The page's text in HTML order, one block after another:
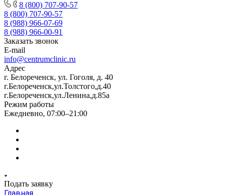
8 (800) 707-90-57
8 (800) 707-90-57
8 (988) 966-07-69
8 (988) 966-00-91
Заказать звонок
E-mail
info@centrumclinic.ru
Адрес
г. Белореченск, ул. Гоголя, д. 40
г.Белореченск,ул.Толстого,д.40
г.Белореченск,ул.Ленина,д.85а
Режим работы
Ежедневно, 07:00–21:00
Подать заявку